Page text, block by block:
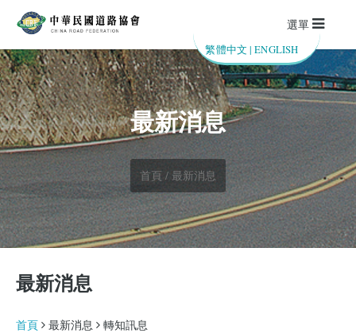
繁體中文 |ENGLISH
選單
最新消息
首頁 / 最新消息
最新消息
首頁 最新消息 轉知訊息